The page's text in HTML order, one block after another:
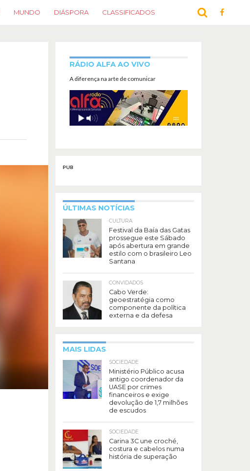
MUNDO DIÁSPORA CLASSIFICADOS
RÁDIO ALFA AO VIVO
A diferença na arte de comunicar
PUB
ÚLTIMAS NOTÍCIAS
CULTURA
Festival da Baía das Gatas
prossegue este Sábado
após abertura em grande
estilo com o brasileiro Leo
Santana
CONVIDADOS
Cabo Verde:
geoestratégia como
componente da política
externa e da defesa
MAIS LIDAS
SOCIEDADE
Ministério Público acusa
antigo coordenador da
UASE por crimes
financeiros e exige
devolução de 1,7 milhões
de escudos
SOCIEDADE
Carina 3C une croché,
costura e cabelos numa
história de superação